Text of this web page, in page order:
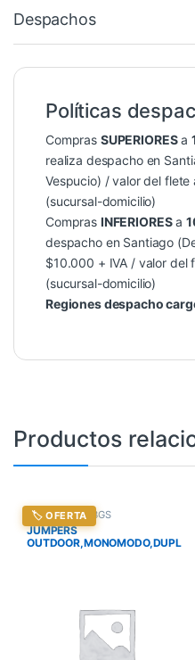
Despachos
Políticas
Compras SUPERIORESa
realiza despacho en
Vespucio) / valor del
(sucursal-domicilio)
Compras INFERIORESa
despacho en Santiago
$10.000 + IVA / valor del
(sucursal-domicilio)
Regiones despacho
Productos
🏷️ OFERTA
Herramientas BGS
JUMPERS
OUTDOOR,MONOMODO,DUPL